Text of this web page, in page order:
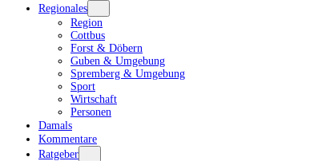
Regionales
Region
Cottbus
Forst & Döbern
Guben & Umgebung
Spremberg & Umgebung
Sport
Wirtschaft
Personen
Damals
Kommentare
Ratgeber